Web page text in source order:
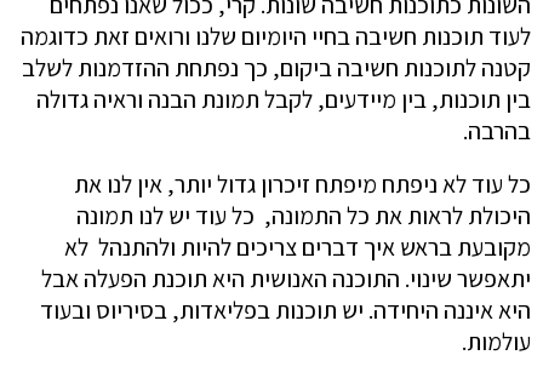
לעוד תוכנות חשיבה בחיי היומיום שלנו ורואים זאת כדוגמה
קטנה לתוכנות חשיבה ביקום, כך נפתחת ההזדמנות לשלב
בין תוכנות, בין מיידעים, לקבל תמונת הבנה וראיה גדולה
בהרבה.
כל עוד לא ניפתח מיפתח זיכרון גדול יותר, אין לנו את
היכולת לראות את כל התמונה, כל עוד יש לנו תמונה
מקובעת בראש איך דברים צריכים להיות ולהתנהל לא
יתאפשר שינוי. התוכנה האנושית היא תוכנת הפעלה אבל
היא איננה היחידה. יש תוכנות בפליאדות, בסיריוס ובעוד
עולמות.